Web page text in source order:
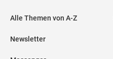
Alle Themen von A-Z
Newsletter